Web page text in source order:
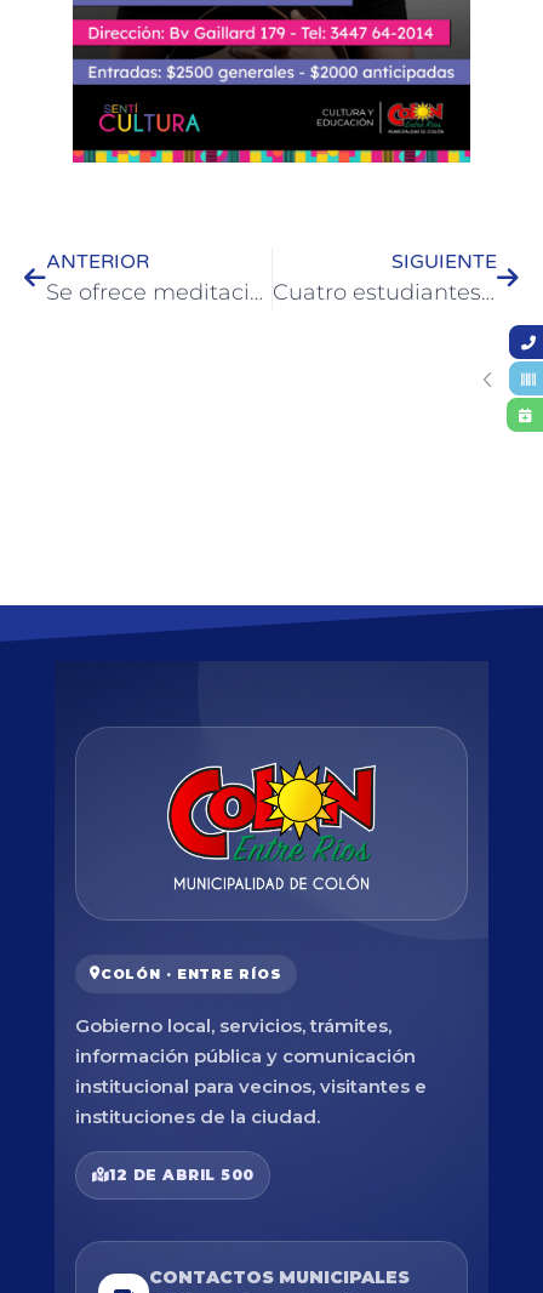
ANTERIOR
Se ofrece meditación y relajación desde casa con Bianca de la Rosa
SIGUIENTE
Cuatro estudiantes de secundaria culminaron pasantía en la Municipalidad de Colón
COLÓN · ENTRE RÍOS
Gobierno local, servicios, trámites,
información pública y comunicación
institucional para vecinos, visitantes e
instituciones de la ciudad.
12 DE ABRIL 500
CONTACTOS MUNICIPALES